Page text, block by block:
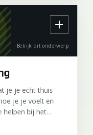
Bekijk dit onderwerp
je je echt thuis
je je voelt en
helpen bij het